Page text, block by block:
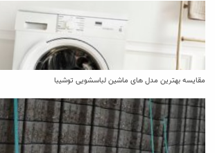
مقایسه بهترین مدل ‌های ماشین لباسشویی توشیبا